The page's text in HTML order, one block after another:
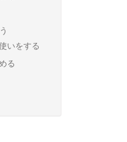
いをする
る